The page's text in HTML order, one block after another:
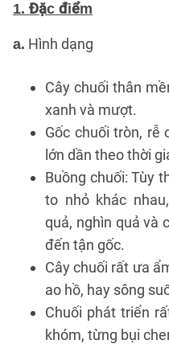
1. Đặc điểm
a. Hình dạng
Cây chuối thân
xanh và mượt.
Gốc chuối tròn, rễ
lớn dần theo thời
Buồng chuối: Tùy
to nhỏ khác
quả, nghìn quả và
đến tận gốc.
Cây chuối rất ưa
ao hồ, hay sông
Chuối phát triển
khóm, từng bụi